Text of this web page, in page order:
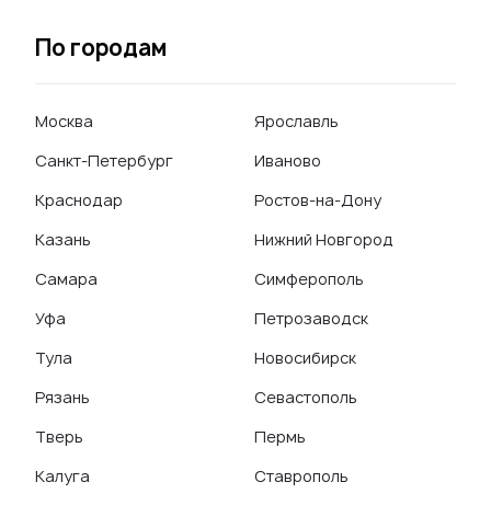
По городам
Москва
Санкт-Петербург
Краснодар
Казань
Самара
Уфа
Тула
Рязань
Тверь
Калуга
Ярославль
Иваново
Ростов-на-Дону
Нижний Новгород
Симферополь
Петрозаводск
Новосибирск
Севастополь
Пермь
Ставрополь